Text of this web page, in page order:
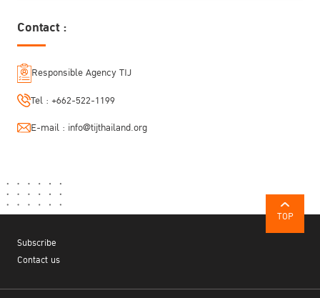
Contact :
Responsible Agency TIJ
Tel : +662-522-1199
E-mail : info@tijthailand.org
TOP
Subscribe
Contact us